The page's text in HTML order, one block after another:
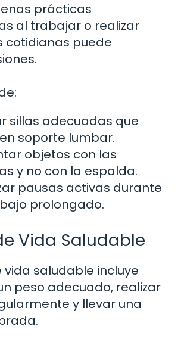
prácticas
al trabajar o realizar
cotidianas puede
sillas adecuadas que
soporte lumbar.
objetos con las
y no con la espalda.
pausas activas durante
prolongado.
Vida Saludable
vida saludable incluye
peso adecuado, realizar
y llevar una